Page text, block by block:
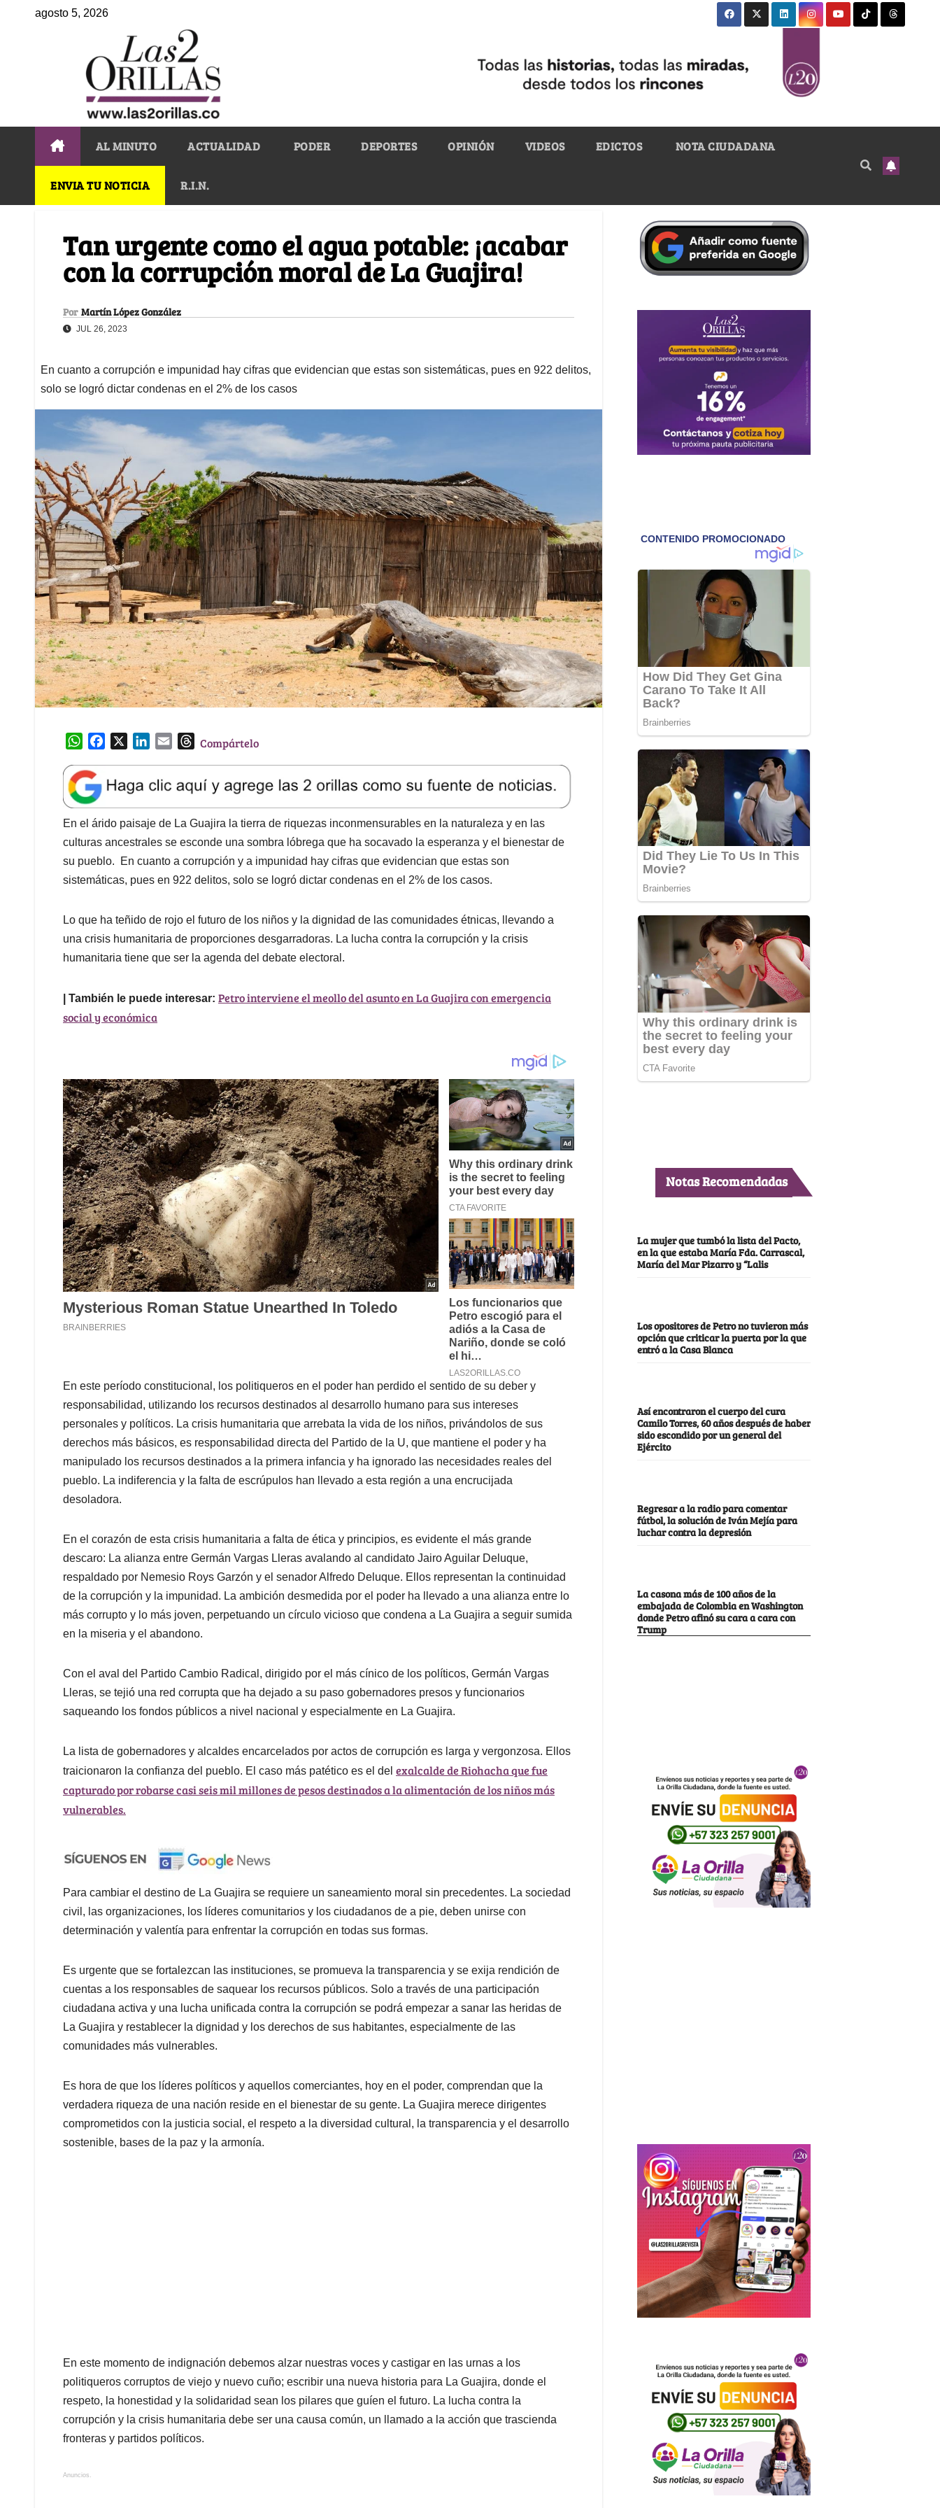
agosto 5, 2026
AL MINUTO ACTUALIDAD PODER DEPORTES OPINIÓN VIDEOS EDICTOS NOTA CIUDADANA
ENVIA TU NOTICIA R.I.N.
Tan urgente como el agua potable: ¡acabar
con la corrupción moral de La Guajira!
Por Martín López González
JUL 26, 2023
En cuanto a corrupción e impunidad hay cifras que evidencian que estas son sistemáticas, pues en 922 delitos,
solo se logró dictar condenas en el 2% de los casos
W
a
t
s
A
p
p
e
b
o
o
k
k
e
d
I
n
l
T
e
a
d
s
Compártelo
En el árido paisaje de La Guajira la tierra de riquezas inconmensurables en la naturaleza y en las
culturas ancestrales se esconde una sombra lóbrega que ha socavado la esperanza y el bienestar de
su pueblo. En cuanto a corrupción y a impunidad hay cifras que evidencian que estas son
sistemáticas, pues en 922 delitos, solo se logró dictar condenas en el 2% de los casos.
Lo que ha teñido de rojo el futuro de los niños y la dignidad de las comunidades étnicas, llevando a
una crisis humanitaria de proporciones desgarradoras. La lucha contra la corrupción y la crisis
humanitaria tiene que ser la agenda del debate electoral.
| También le puede interesar: Petro interviene el meollo del asunto en La Guajira con emergencia
social y económica
En este período constitucional, los politiqueros en el poder han perdido el sentido de su deber y
responsabilidad, utilizando los recursos destinados al desarrollo humano para sus intereses
personales y políticos. La crisis humanitaria que arrebata la vida de los niños, privándolos de sus
derechos más básicos, es responsabilidad directa del Partido de la U, que mantiene el poder y ha
manipulado los recursos destinados a la primera infancia y ha ignorado las necesidades reales del
pueblo. La indiferencia y la falta de escrúpulos han llevado a esta región a una encrucijada
desoladora.
En el corazón de esta crisis humanitaria a falta de ética y principios, es evidente el más grande
descaro: La alianza entre Germán Vargas Lleras avalando al candidato Jairo Aguilar Deluque,
respaldado por Nemesio Roys Garzón y el senador Alfredo Deluque. Ellos representan la continuidad
de la corrupción y la impunidad. La ambición desmedida por el poder ha llevado a una alianza entre lo
más corrupto y lo más joven, perpetuando un círculo vicioso que condena a La Guajira a seguir sumida
en la miseria y el abandono.
Con el aval del Partido Cambio Radical, dirigido por el más cínico de los políticos, Germán Vargas
Lleras, se tejió una red corrupta que ha dejado a su paso gobernadores presos y funcionarios
saqueando los fondos públicos a nivel nacional y especialmente en La Guajira.
La lista de gobernadores y alcaldes encarcelados por actos de corrupción es larga y vergonzosa. Ellos
traicionaron la confianza del pueblo. El caso más patético es el del exalcalde de Riohacha que fue
capturado por robarse casi seis mil millones de pesos destinados a la alimentación de los niños más
vulnerables.
Para cambiar el destino de La Guajira se requiere un saneamiento moral sin precedentes. La sociedad
civil, las organizaciones, los líderes comunitarios y los ciudadanos de a pie, deben unirse con
determinación y valentía para enfrentar la corrupción en todas sus formas.
Es urgente que se fortalezcan las instituciones, se promueva la transparencia y se exija rendición de
cuentas a los responsables de saquear los recursos públicos. Solo a través de una participación
ciudadana activa y una lucha unificada contra la corrupción se podrá empezar a sanar las heridas de
La Guajira y restablecer la dignidad y los derechos de sus habitantes, especialmente de las
comunidades más vulnerables.
Es hora de que los líderes políticos y aquellos comerciantes, hoy en el poder, comprendan que la
verdadera riqueza de una nación reside en el bienestar de su gente. La Guajira merece dirigentes
comprometidos con la justicia social, el respeto a la diversidad cultural, la transparencia y el desarrollo
sostenible, bases de la paz y la armonía.
En este momento de indignación debemos alzar nuestras voces y castigar en las urnas a los
politiqueros corruptos de viejo y nuevo cuño; escribir una nueva historia para La Guajira, donde el
respeto, la honestidad y la solidaridad sean los pilares que guíen el futuro. La lucha contra la
corrupción y la crisis humanitaria debe ser una causa común, un llamado a la acción que trascienda
fronteras y partidos políticos.
Anuncios.
Notas Recomendadas
La mujer que tumbó la lista del Pacto,
en la que estaba María Fda. Carrascal,
María del Mar Pizarro y “Lalis
Los opositores de Petro no tuvieron más
opción que criticar la puerta por la que
entró a la Casa Blanca
Así encontraron el cuerpo del cura
Camilo Torres, 60 años después de haber
sido escondido por un general del
Ejército
Regresar a la radio para comentar
fútbol, la solución de Iván Mejía para
luchar contra la depresión
La casona más de 100 años de la
embajada de Colombia en Washington
donde Petro afinó su cara a cara con
Trump